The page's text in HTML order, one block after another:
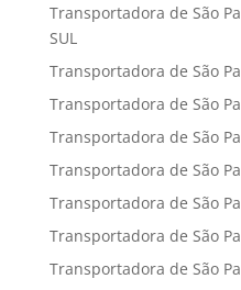
Transportadora de São
SUL
Transportadora de São
Transportadora de São
Transportadora de São
Transportadora de São
Transportadora de São
Transportadora de São
Transportadora de São